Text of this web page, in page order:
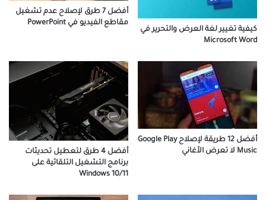
كيفية تغيير لغة العرض والتحرير في
Microsoft Word
أفضل 7 طرق لإصلاح عدم تشغيل
مقاطع الفيديو في PowerPoint
أفضل 12 طريقة لإصلاح Google Play
Music لا تعرض الأغاني
أفضل 4 طرق لتعطيل تحديثات
برنامج التشغيل التلقائية على
Windows 10/11